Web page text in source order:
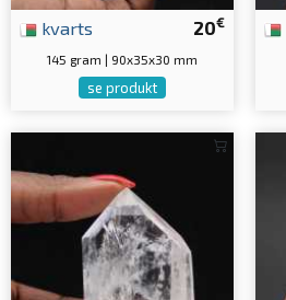
20€
kvarts
145 gram | 90x35x30 mm
se produkt